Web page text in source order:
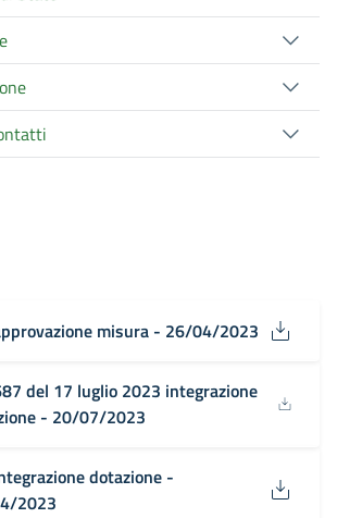
misura - 26/04/2023
del 17 luglio 2023 integrazione
- 20/07/2023
dotazione -
2023